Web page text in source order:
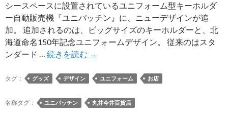
で
発
売
シースペースに設置されているユニフォーム型キーホルダ
ー自動販売機『ユニパッチン』に、ニューデザインが追
加。 追加されるのは、ビッグサイズのキーホルダーと、北
海道命名150年記念ユニフォームデザイン。 従来のはスタ
ンダード … 続きを読む シ
ス
ー
→
タグ： グッズ デザイン ユニフォーム お店
名称タグ： ユニパッチン 丸井今井百貨店